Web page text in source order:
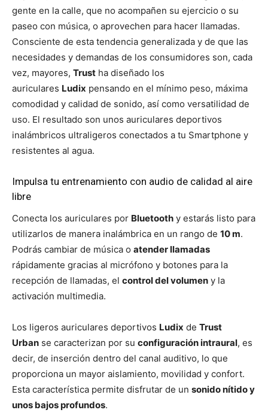
gente en la calle, que no acompañen su ejercicio o su
paseo con música, o aprovechen para hacer llamadas.
Consciente de esta tendencia generalizada y de que las
necesidades y demandas de los consumidores son, cada
vez, mayores, Trust ha diseñado los
auriculares Ludix pensando en el mínimo peso, máxima
comodidad y calidad de sonido, así como versatilidad de
uso. El resultado son unos auriculares deportivos
inalámbricos ultraligeros conectados a tu Smartphone y
resistentes al agua.
Impulsa tu entrenamiento con audio de calidad al aire
libre
Conecta los auriculares por Bluetooth y estarás listo para
utilizarlos de manera inalámbrica en un rango de 10 m.
Podrás cambiar de música o atender llamadas
rápidamente gracias al micrófono y botones para la
recepción de llamadas, el control del volumen y la
activación multimedia.
Los ligeros auriculares deportivos Ludix de Trust
Urban se caracterizan por su configuración intraural, es
decir, de inserción dentro del canal auditivo, lo que
proporciona un mayor aislamiento, movilidad y confort.
Esta característica permite disfrutar de un sonido nítido y
unos bajos profundos.